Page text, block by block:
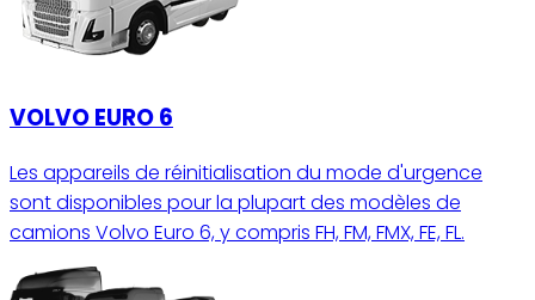
VOLVO EURO 6
Les appareils de réinitialisation du mode d'urgence
sont disponibles pour la plupart des modèles de
camions Volvo Euro 6, y compris FH, FM, FMX, FE, FL.